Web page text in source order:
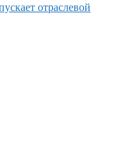
отраслевой